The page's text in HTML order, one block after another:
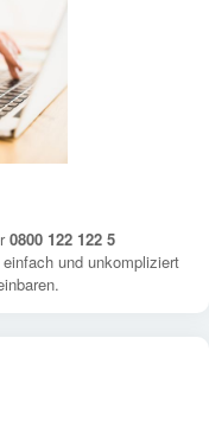
0800 122 122 5
und unkompliziert